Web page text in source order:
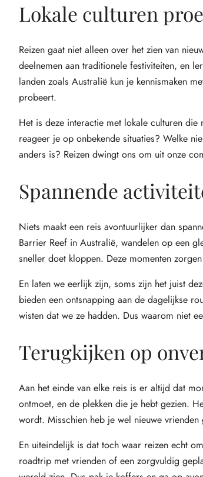
Lokale culturen
Reizen gaat niet alleen over het zien van
deelnemen aan traditionele festiviteiten, en
landen zoals Australië kun je kennismaken
probeert.
Het is deze interactie met lokale culturen
reageer je op onbekende situaties? Welke
anders is? Reizen dwingt ons om uit onze
Spannende
Niets maakt een reis avontuurlijker dan
Barrier Reef in Australië, wandelen op een
sneller doet kloppen. Deze momenten
En laten we eerlijk zijn, soms zijn het juist
bieden een ontsnapping aan de dagelijkse
wisten dat we ze hadden. Dus waarom niet
Terugkijken op
Aan het einde van elke reis is er altijd dat
ontmoet, en de plekken die je hebt gezien.
wordt. Misschien heb je wel nieuwe
En uiteindelijk is dat toch waar reizen echt
roadtrip met vrienden of een zorgvuldig